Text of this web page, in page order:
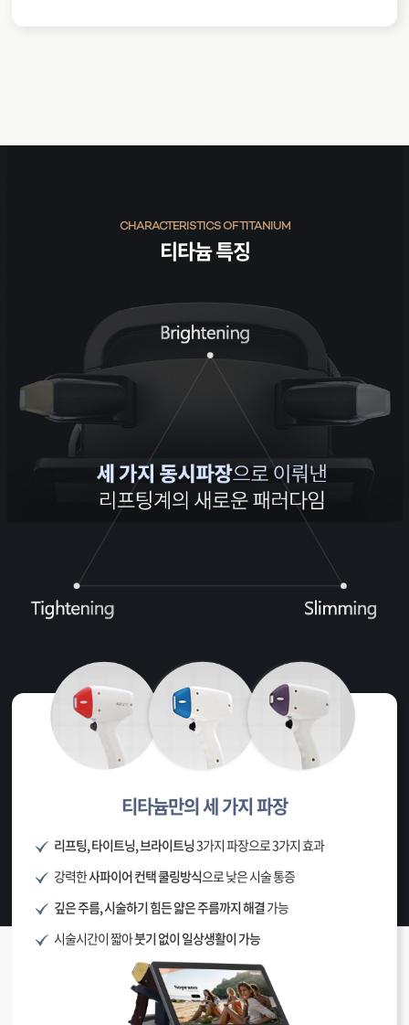
티타늄 특징
CHARACTERISTICS OF TITANIUM
티타늄만의 세 가지 파장
리프팅, 타이트닝, 브라이트닝3가지 파장으로 3가지 효과
강력한사파이어 컨택 쿨링방식으로 낮은 시술 통증
깊은 주름, 시술하기 힘든 얇은 주름까지 해결가능
시술시간이 짧아붓기 없이 일상생활이 가능